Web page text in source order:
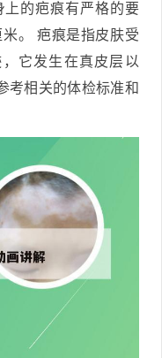
的疤痕有严格的要
。 疤痕是指皮肤受
它发生在真皮层以
考相关的体检标准和